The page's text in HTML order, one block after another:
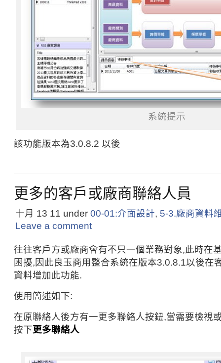
系統提示
該功能版本為3.0.8.2 以後
更多的客戶或廠商聯絡人員
十月 13 11 under 00-01:介面設計, 5-3.廠商資料
Leave a comment
往往客戶方或廠商會有不只一個業務對象,此時在
困擾,因此良玉商用整合系統在版本3.0.8.1以後在
資料增加此功能.
使用簡述如下:
在原聯絡人後方有一更多聯絡人按鈕,當需要檢視
按下更多聯絡人